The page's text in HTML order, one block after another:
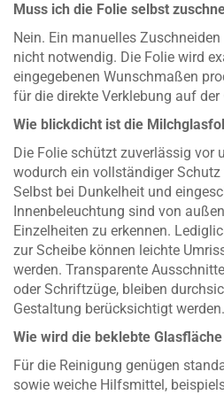
Muss ich die Folie selbst
Nein. Ein manuelles
nicht notwendig. Die Folie wird
eingegebenen Wunschmaßen
für die direkte Verklebung auf
Wie blickdicht ist die
Die Folie schützt zuverlässig vor
wodurch ein vollständiger
Selbst bei Dunkelheit und
Innenbeleuchtung sind von
Einzelheiten zu erkennen.
zur Scheibe können leichte
werden. Transparente
oder Schriftzüge, bleiben
Gestaltung berücksichtigt werden.
Wie wird die beklebte
Für die Reinigung genügen
sowie weiche Hilfsmittel,